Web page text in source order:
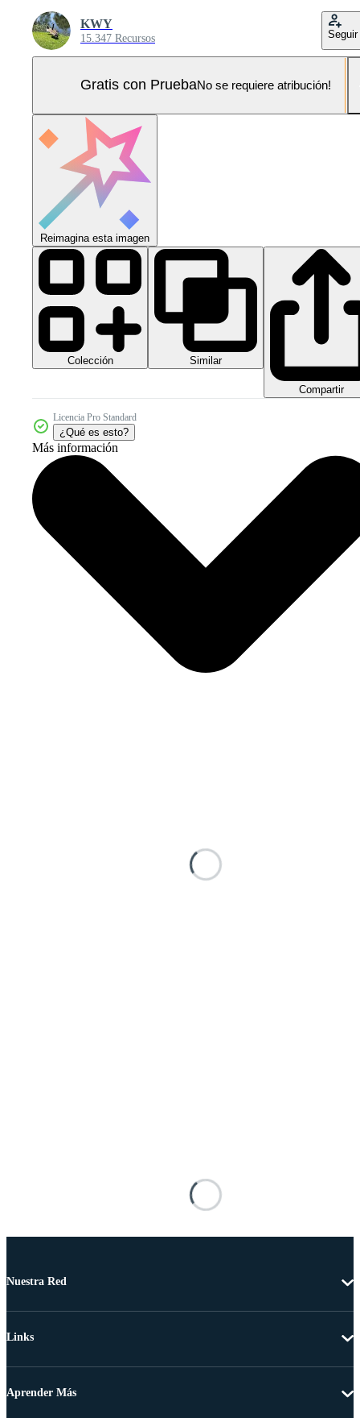
KWY
15.347 Recursos Seguir
Gratis con PruebaNo se requiere atribución!
Reimagina esta imagen
Colección Similar
Compartir
Licencia Pro Standard
¿Qué es esto?
Más información
Nuestra Red
Links
Aprender Más